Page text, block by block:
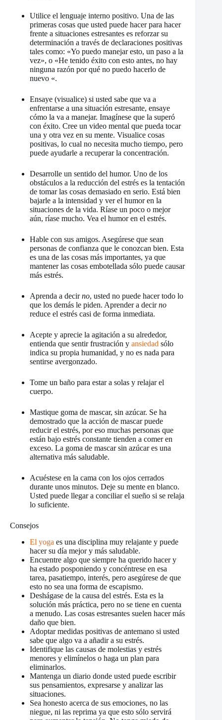
Utilice el lenguaje interno positivo. Una de las
primeras cosas que usted puede hacer para hacer
frente a situaciones estresantes es reforzar su
determinación a través de declaraciones positivas
tales como: «Yo puedo manejar esto, un paso a la
vez», o «He tenido éxito con esto antes, no hay
ninguna razón por qué no puedo hacerlo de
nuevo «.
Ensaye (visualice) si usted sabe que va a
enfrentarse a una situación estresante, ensaye
cómo la va a manejar. Imagínese que la superó
con éxito. Cree un video mental que pueda tocar
una y otra vez en su mente. Visualice cosas
positivas, lo cual no necesita mucho tiempo, pero
puede ayudarle a recuperar la concentración.
Desarrolle un sentido del humor. Uno de los
obstáculos a la reducción del estrés es la tentación
de tomar las cosas demasiado en serio. Está bien
bajarle a la intensidad y ver el humor en la
situaciones de la vida. Ríase un poco o mejor
aún, ríase mucho. Vea el humor en el estrés.
Hable con sus amigos. Asegúrese que sean
personas de confianza que le conozcan bien. Esta
es una de las cosas más importantes, ya que
mantener las cosas embotellada sólo puede causar
más estrés.
Aprenda a decirno, usted no puede hacer todo lo
que los demás le piden. Aprender a decirno
reduce el estrés casi de forma inmediata.
Acepte y aprecie la agitación a su alrededor,
entienda que sentir frustración y ansiedad sólo
indica su propia humanidad, y no es nada para
sentirse avergonzado.
Tome un baño para estar a solas y relajar el
cuerpo.
Mastique goma de mascar, sin azúcar. Se ha
demostrado que la acción de mascar puede
reducir el estrés, por eso muchas personas que
están bajo estrés constante tienden a comer en
exceso. La goma de mascar sin azúcar es una
alternativa más saludable.
Acuéstese en la cama con los ojos cerrados
durante unos minutos. Deje su mente en blanco.
Usted puede llegar a conciliar el sueño si se relaja
lo suficiente.
Consejos
El yoga es una disciplina muy relajante y puede
hacer su día mejor y más saludable.
Encuentre algo que siempre ha querido hacer y
ha estado posponiendo y concéntrese en esa
tarea, pasatiempo, interés, pero asegúrese de que
esto no sea una forma de escapismo.
Deshágase de la causa del estrés. Esta es la
solución más práctica, pero no se tiene en cuenta
a menudo. Las cosas estresantes suelen hacer más
daño que bien.
Adoptar medidas positivas de antemano si usted
sabe que algo va a añadir a su estrés.
Identifique las causas de molestias y estrés
menores y elimínelos o haga un plan para
eliminarlos.
Mantenga un diario donde usted puede escribir
sus pensamientos, expresarse y analizar las
situaciones.
Sea honesto acerca de sus emociones, no las
niegue, ni las reprima ya que esto sólo servirá